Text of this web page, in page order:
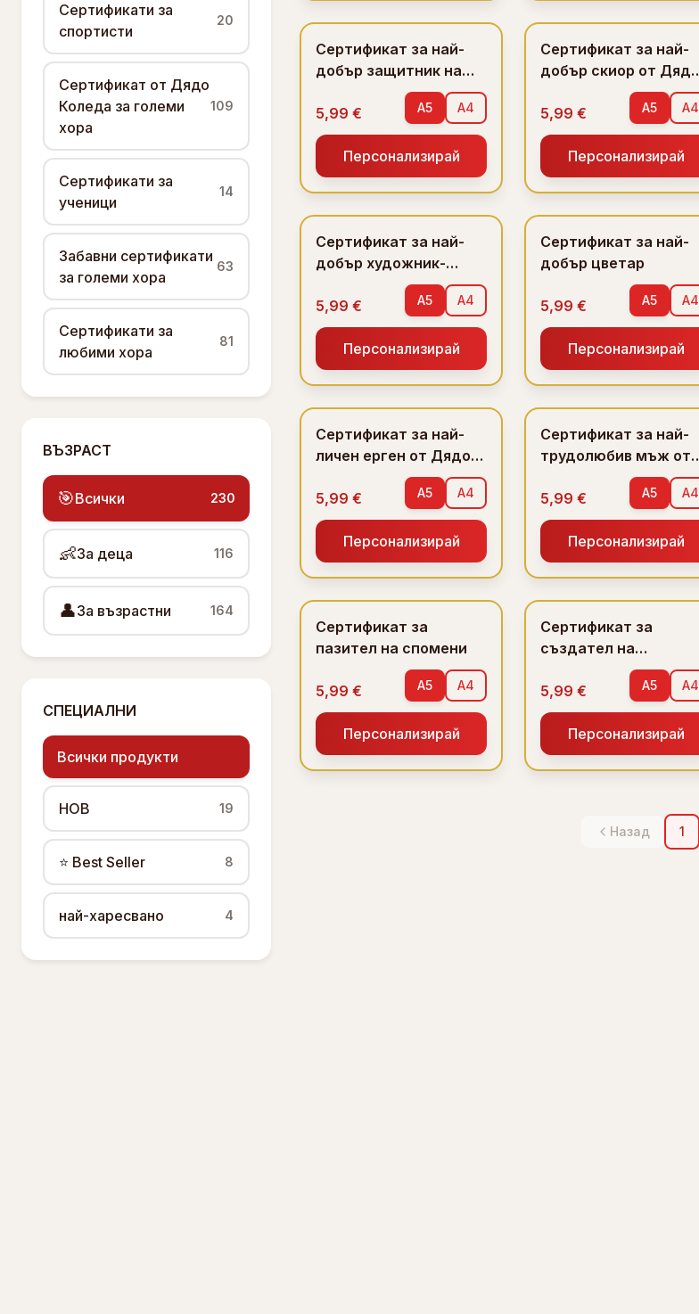
Сертификати за
спортисти
20
Сертификат от Дядо
Коледа за големи
хора
109
Сертификати за
ученици
14
Забавни сертификати
за големи хора
63
Сертификати за
любими хора
81
ВЪЗРАСТ
🎯Всички 230
👶За деца 116
👤За възрастни 164
СПЕЦИАЛНИ
Всички продукти
НОВ 19
⭐ Best Seller 8
най-харесвано 4
Сертификат за най-
добър защитник на
5,99 €
A5 A4
Персонализирай
Сертификат за най-
добър скиор от Дядо
5,99 €
A5 A4
Персонализирай
Сертификат за най-
добър художник-
5,99 €
A5 A4
Персонализирай
Сертификат за най-
добър цветар
5,99 € A5 A4
Персонализирай
Сертификат за най-
личен ерген от Дядо
5,99 €
A5 A4
Персонализирай
Сертификат за най-
трудолюбив мъж от
Дядо Коледа
5,99 €
A5 A4
Персонализирай
Сертификат за
пазител на спомени
5,99 € A5 A4
Персонализирай
Сертификат за
създател на
прекрасни мигове
5,99 €
A5 A4
Персонализирай
Назад 1